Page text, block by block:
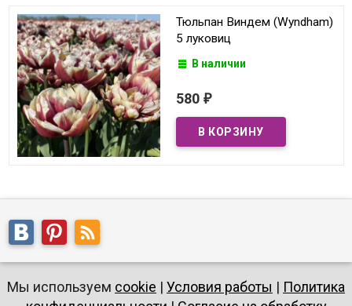
Тюльпан Виндем (Wyndham)
5 луковиц
В наличии
580 ₽
Мы используем cookie | Условия работы | Политика